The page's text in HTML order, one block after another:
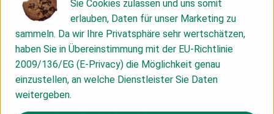
Ringelblumen- (Calendula-) blüten, Fenchelöl, Krauseminzöl,
Aesculin.
Ingredients (INCI):
Glycerin, Water (Aqua), Silica, Algin, Calendula Officinalis
Flower Extract, Foeniculum Vulgare (Fennel) Oil, Mentha
Viridis (Spearmint) Leaf Oil, Esculin, Limonene*. *from natural
Sie Cookies zulassen und uns somit
erlauben, Daten für unser Marketing zu
sammeln. Da wir Ihre Privatsphäre sehr wertschätzen,
haben Sie in Übereinstimmung mit der EU-Richtlinie
2009/136/EG (E-Privacy) die Möglichkeit genau
einzustellen, an welche Dienstleister Sie Daten
weitergeben.